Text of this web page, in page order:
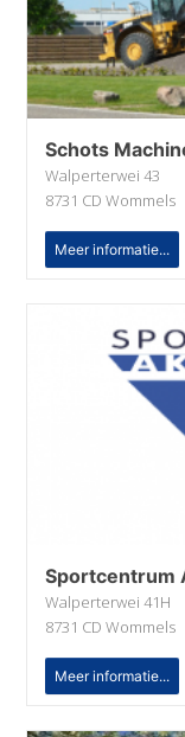
Schots
Walperterwei 43
8731 CD Wommels
Meer informatie...
Sportcentrum
Walperterwei 41H
8731 CD Wommels
Meer informatie...